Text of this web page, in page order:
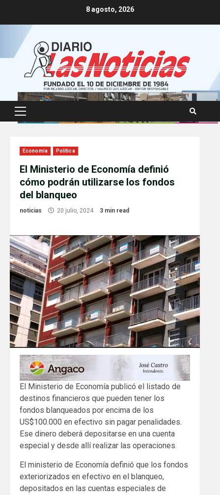
8 agosto, 2026
Primary
Menu
Economía Política
El Ministerio de Economía definió
cómo podrán utilizarse los fondos
del blanqueo
noticias 20 julio, 2024 3 min read
El Ministerio de Economía publicó el listado de
destinos financieros que pueden tener los
fondos blanqueados por encima de los
US$100.000 en efectivo sin pagar penalidades.
Ese dinero deberá depositarse en una cuenta
especial y desde allí realizar las operaciones.
El ministerio de Economía definió que los fondos
exteriorizados en efectivo en el blanqueo,
depositados en las cuentas especiales de